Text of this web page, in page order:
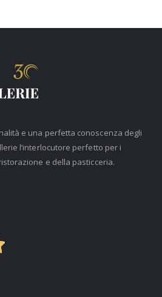
e una perfetta conoscenza degli
l’interlocutore perfetto per i
e della pasticceria.